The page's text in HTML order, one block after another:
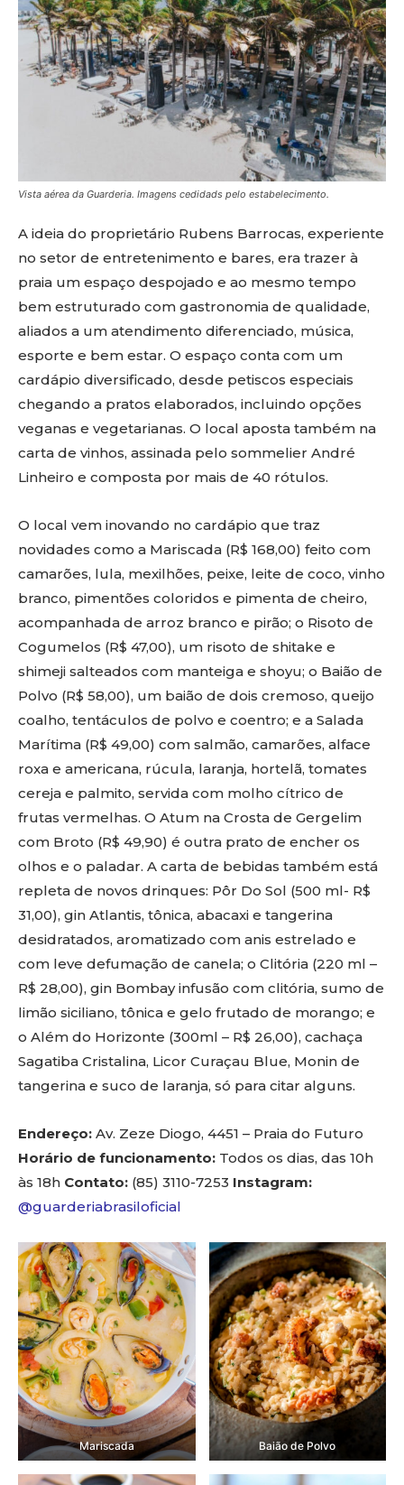
Vista aérea da Guarderia. Imagens cedidads pelo estabelecimento.
A ideia do proprietário Rubens Barrocas, experiente
no setor de entretenimento e bares, era trazer à
praia um espaço despojado e ao mesmo tempo
bem estruturado com gastronomia de qualidade,
aliados a um atendimento diferenciado, música,
esporte e bem estar. O espaço conta com um
cardápio diversificado, desde petiscos especiais
chegando a pratos elaborados, incluindo opções
veganas e vegetarianas. O local aposta também na
carta de vinhos, assinada pelo sommelier André
Linheiro e composta por mais de 40 rótulos.
O local vem inovando no cardápio que traz
novidades como a Mariscada (R$ 168,00) feito com
camarões, lula, mexilhões, peixe, leite de coco, vinho
branco, pimentões coloridos e pimenta de cheiro,
acompanhada de arroz branco e pirão; o Risoto de
Cogumelos (R$ 47,00), um risoto de shitake e
shimeji salteados com manteiga e shoyu; o Baião de
Polvo (R$ 58,00), um baião de dois cremoso, queijo
coalho, tentáculos de polvo e coentro; e a Salada
Marítima (R$ 49,00) com salmão, camarões, alface
roxa e americana, rúcula, laranja, hortelã, tomates
cereja e palmito, servida com molho cítrico de
frutas vermelhas. O Atum na Crosta de Gergelim
com Broto (R$ 49,90) é outra prato de encher os
olhos e o paladar. A carta de bebidas também está
repleta de novos drinques: Pôr Do Sol (500 ml- R$
31,00), gin Atlantis, tônica, abacaxi e tangerina
desidratados, aromatizado com anis estrelado e
com leve defumação de canela; o Clitória (220 ml –
R$ 28,00), gin Bombay infusão com clitória, sumo de
limão siciliano, tônica e gelo frutado de morango; e
o Além do Horizonte (300ml – R$ 26,00), cachaça
Sagatiba Cristalina, Licor Curaçau Blue, Monin de
tangerina e suco de laranja, só para citar alguns.
Endereço: Av. Zeze Diogo, 4451 – Praia do Futuro
Horário de funcionamento: Todos os dias, das 10h
às 18h Contato: (85) 3110-7253 Instagram:
@guarderiabrasiloficial
Mariscada Baião de Polvo